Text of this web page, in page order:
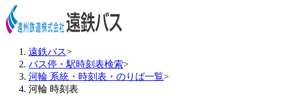
遠鉄バス>
バス停・駅時刻表検索>
河輪 系統・時刻表・のりば一覧>
河輪 時刻表